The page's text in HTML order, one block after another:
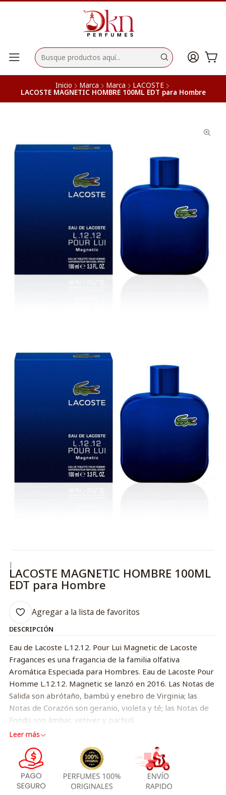
Inicio Marca Marca LACOSTE
LACOSTE MAGNETIC HOMBRE 100ML EDT para Hombre
|
LACOSTE MAGNETIC HOMBRE 100ML
EDT para Hombre
Agregar a la lista de favoritos
DESCRIPCIÓN
Eau de Lacoste L.12.12. Pour Lui Magnetic de Lacoste
Fragances es una fragancia de la familia olfativa
Aromática Especiada para Hombres. Eau de Lacoste Pour
Homme L.12.12. Magnetic se lanzó en 2016. Las Notas de
Salida son abrótaño, bambú y enebro de Virginia; las
Notas de Corazón son geranio, violeta y té; las Notas de
Fondo son ámbar, vetiver y pachulí.
Leer más